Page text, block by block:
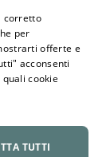
corretto
per
offerte e
acconsenti
cookie
TUTTI